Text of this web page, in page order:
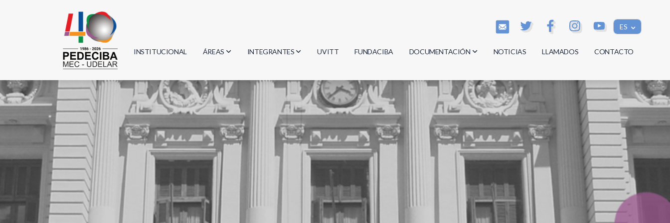
ES
INSTITUCIONAL ÁREAS
Biología
Física
Geociencias
Informática
Matemática
INTEGRANTES
Investigadores
Estudiantes
Egresados
UVITT FUNDACIBA DOCUMENTACIÓN
Actas
Reglamentos
Documentos
NOTICIAS LLAMADOS CONTACTO